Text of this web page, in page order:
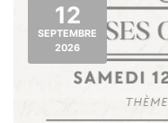
12
SEPTEMBRE
2026